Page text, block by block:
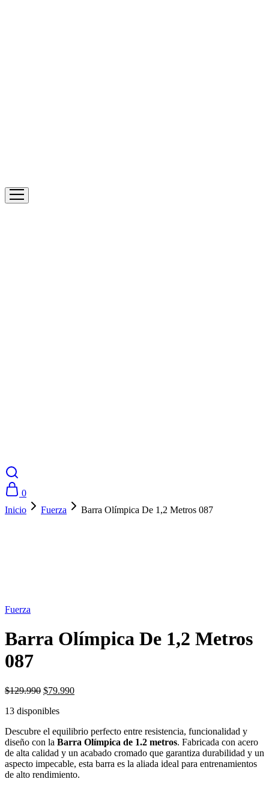
0
Inicio
Fuerza Barra Olímpica De 1,2 Metros 087
Fuerza
Barra Olímpica De 1,2 Metros
087
$129.990 El
original
$129.990.
$79.990El
$79.990.
13 disponibles
Descubre el equilibrio perfecto entre resistencia, funcionalidad y
diseño con la Barra Olímpica de 1.2 metros. Fabricada con acero
de alta calidad y un acabado cromado que garantiza durabilidad y un
aspecto impecable, esta barra es la aliada ideal para entrenamientos
de alto rendimiento.